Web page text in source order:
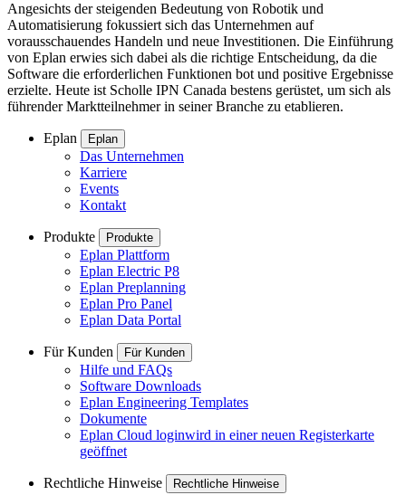
Angesichts der steigenden Bedeutung von Robotik und
Automatisierung fokussiert sich das Unternehmen auf
vorausschauendes Handeln und neue Investitionen. Die Einführung
von Eplan erwies sich dabei als die richtige Entscheidung, da die
Software die erforderlichen Funktionen bot und positive Ergebnisse
erzielte. Heute ist Scholle IPN Canada bestens gerüstet, um sich als
führender Marktteilnehmer in seiner Branche zu etablieren.
Eplan Eplan
Das Unternehmen
Karriere
Events
Kontakt
Produkte Produkte
Eplan Plattform
Eplan Electric P8
Eplan Preplanning
Eplan Pro Panel
Eplan Data Portal
Für Kunden Für Kunden
Hilfe und FAQs
Software Downloads
Eplan Engineering Templates
Dokumente
Eplan Cloud loginwird in einer neuen Registerkarte
geöffnet
Rechtliche Hinweise Rechtliche Hinweise